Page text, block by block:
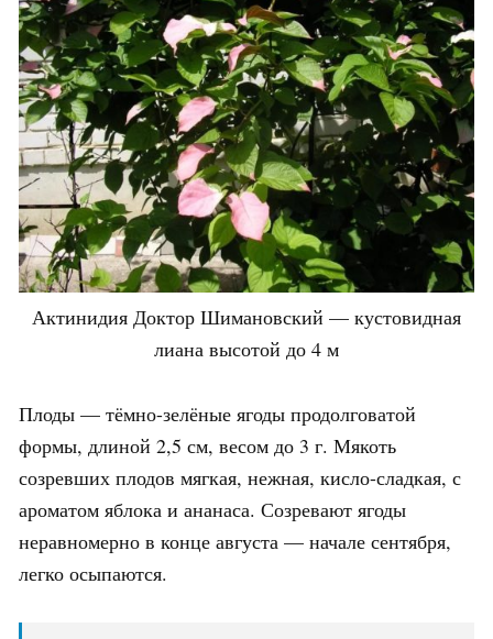
Актинидия Доктор Шимановский — кустовидная
лиана высотой до 4 м
Плоды — тёмно-зелёные ягоды продолговатой
формы, длиной 2,5 см, весом до 3 г. Мякоть
созревших плодов мягкая, нежная, кисло-сладкая, с
ароматом яблока и ананаса. Созревают ягоды
неравномерно в конце августа — начале сентября,
легко осыпаются.